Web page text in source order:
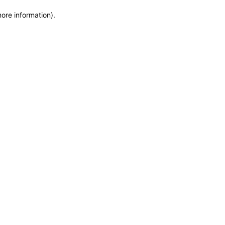
information).